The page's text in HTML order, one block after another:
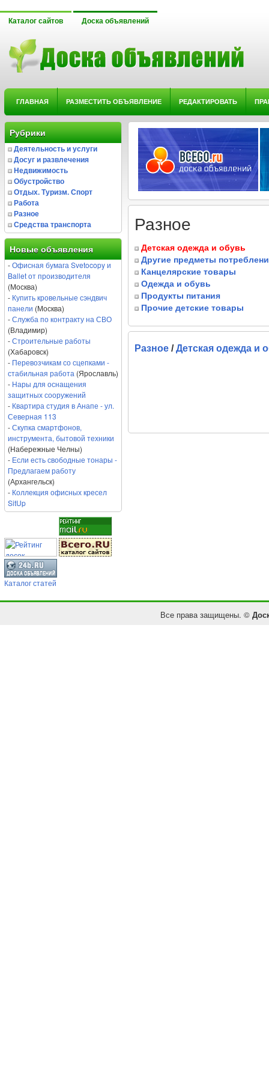
Каталог сайтов Доска объявлений
ГЛАВНАЯ РАЗМЕСТИТЬ ОБЪЯВЛЕНИЕ РЕДАКТИРОВАТЬ
Рубрики
Деятельность и услуги
Досуг и развлечения
Недвижимость
Обустройство
Отдых. Туризм. Спорт
Работа
Разное
Средства транспорта
Новые объявления
-Офисная бумага Svetocopy и
Ballet от производителя
(Москва)
- Купить кровельные сэндвич
панели (Москва)
-Служба по контракту на СВО
(Владимир)
-Строительные работы
(Хабаровск)
- Перевозчикам со сцепками -
стабильная работа (Ярославль)
- Нары для оснащения
защитных сооружений
- Квартира студия в Анапе - ул.
Северная 113
-Скупка смартфонов,
инструмента, бытовой техники
(Набережные Челны)
- Если есть свободные тонары -
Предлагаем работу
(Архангельск)
- Коллекция офисных кресел
SitUp
Каталог статей
Разное
Детская одежда и обувь
Другие предметы
Канцелярские товары
Одежда и обувь
Продукты питания
Прочие детские товары
Разное /Детская одежда и
Все права защищены. ©